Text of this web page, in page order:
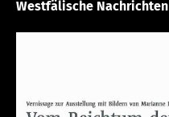
Westfälische Nachrichten